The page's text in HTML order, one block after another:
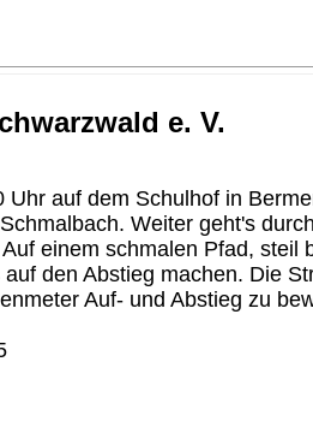
e. V.
auf dem Schulhof in
Weiter geht's
einem schmalen Pfad,
den Abstieg machen. Die
Auf- und Abstieg zu